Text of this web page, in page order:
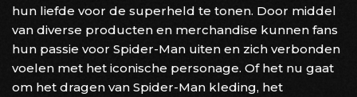
hun liefde voor de superheld te tonen. Door middel
van diverse producten en merchandise kunnen fans
hun passie voor Spider-Man uiten en zich verbonden
voelen met het iconische personage. Of het nu gaat
om het dragen van Spider-Man kleding, het